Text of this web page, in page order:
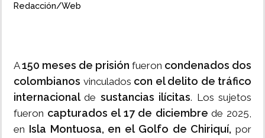
Redacción/Web
A150 meses de prisión fueron condenados dos
colombianos vinculados con el delito de tráfico
internacionalde sustancias ilícitas. Los sujetos
fueron capturados el 17 de diciembrede 2025,
en Isla Montuosa, en el Golfo de Chiriquí, por